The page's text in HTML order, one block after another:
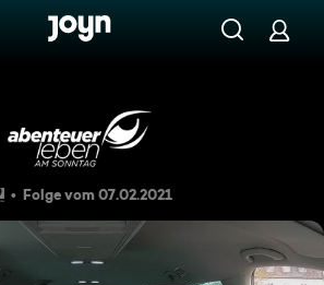
So wird Auto fahren
Folge vom 07.02.2021